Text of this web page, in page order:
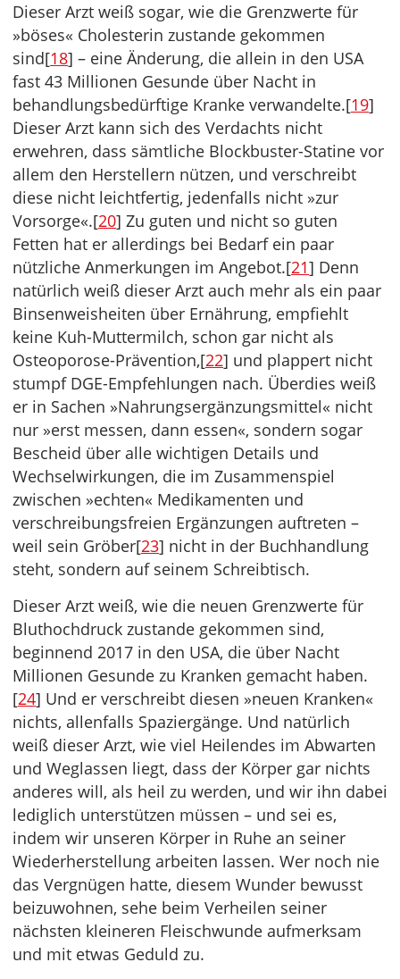
Dieser Arzt weiß sogar, wie die Grenzwerte für
»böses« Cholesterin zustande gekommen
sind[18] – eine Änderung, die allein in den USA
fast 43 Millionen Gesunde über Nacht in
behandlungsbedürftige Kranke verwandelte.[19]
Dieser Arzt kann sich des Verdachts nicht
erwehren, dass sämtliche Blockbuster-Statine vor
allem den Herstellern nützen, und verschreibt
diese nicht leichtfertig, jedenfalls nicht »zur
Vorsorge«.[20] Zu guten und nicht so guten
Fetten hat er allerdings bei Bedarf ein paar
nützliche Anmerkungen im Angebot.[21] Denn
natürlich weiß dieser Arzt auch mehr als ein paar
Binsenweisheiten über Ernährung, empfiehlt
keine Kuh-Muttermilch, schon gar nicht als
Osteoporose-Prävention,[22] und plappert nicht
stumpf DGE-Empfehlungen nach. Überdies weiß
er in Sachen »Nahrungsergänzungsmittel« nicht
nur »erst messen, dann essen«, sondern sogar
Bescheid über alle wichtigen Details und
Wechselwirkungen, die im Zusammenspiel
zwischen »echten« Medikamenten und
verschreibungsfreien Ergänzungen auftreten –
weil sein Gröber[23] nicht in der Buchhandlung
steht, sondern auf seinem Schreibtisch.
Dieser Arzt weiß, wie die neuen Grenzwerte für
Bluthochdruck zustande gekommen sind,
beginnend 2017 in den USA, die über Nacht
Millionen Gesunde zu Kranken gemacht haben.
[24] Und er verschreibt diesen »neuen Kranken«
nichts, allenfalls Spaziergänge. Und natürlich
weiß dieser Arzt, wie viel Heilendes im Abwarten
und Weglassen liegt, dass der Körper gar nichts
anderes will, als heil zu werden, und wir ihn dabei
lediglich unterstützen müssen – und sei es,
indem wir unseren Körper in Ruhe an seiner
Wiederherstellung arbeiten lassen. Wer noch nie
das Vergnügen hatte, diesem Wunder bewusst
beizuwohnen, sehe beim Verheilen seiner
nächsten kleineren Fleischwunde aufmerksam
und mit etwas Geduld zu.